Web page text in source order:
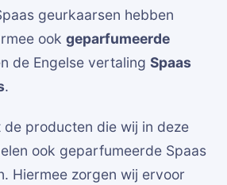
geurkaarsen hebben
ook geparfumeerde
de Engelse vertaling Spaas
.
producten die wij in deze
ook geparfumeerde Spaas
Hiermee zorgen wij ervoor